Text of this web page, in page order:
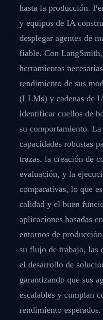
hasta la producción.
y equipos de IA
desplegar agentes de
fiable. Con
herramientas
rendimiento de sus
(LLMs) y cadenas de
identificar cuellos de
su comportamiento.
capacidades robustas
trazas, la creación de
evaluación, y la
comparativas, lo que
calidad y el buen
aplicaciones basadas
entornos de
su flujo de trabajo, las
el desarrollo de
garantizando que sus
escalables y cumplan
rendimiento esperados.